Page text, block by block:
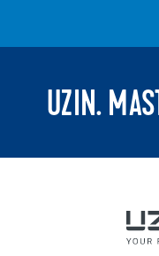
UZIN.